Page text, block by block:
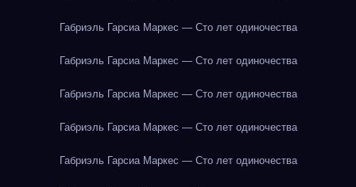
Габриэль Гарсиа Маркес — Сто лет одиночества
Габриэль Гарсиа Маркес — Сто лет одиночества
Габриэль Гарсиа Маркес — Сто лет одиночества
Габриэль Гарсиа Маркес — Сто лет одиночества
Габриэль Гарсиа Маркес — Сто лет одиночества